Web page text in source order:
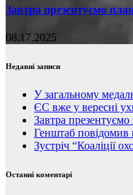
Завтра презентуємо
08.17.2025
Недавні записи
У загальному
ЄС вже у вересні
Завтра
Генштаб
Зустріч “Коаліції
Останні коментарі